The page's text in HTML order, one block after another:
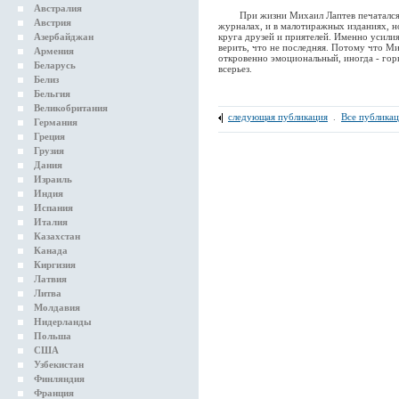
Австралия
Австрия
Азербайджан
Армения
Беларусь
Белиз
Бельгия
Великобритания
Германия
Греция
Грузия
Дания
Израиль
Индия
Испания
Италия
Казахстан
Канада
Киргизия
Латвия
Литва
Молдавия
Нидерланды
Польша
США
Узбекистан
Финляндия
Франция
При жизни Михаил Лаптев печатался
журналах, и в малотиражных изданиях,
круга друзей и приятелей. Именно
верить, что не последняя. Потому что
откровенно эмоциональный, иногда -
всерьез.
следующая публикация Все